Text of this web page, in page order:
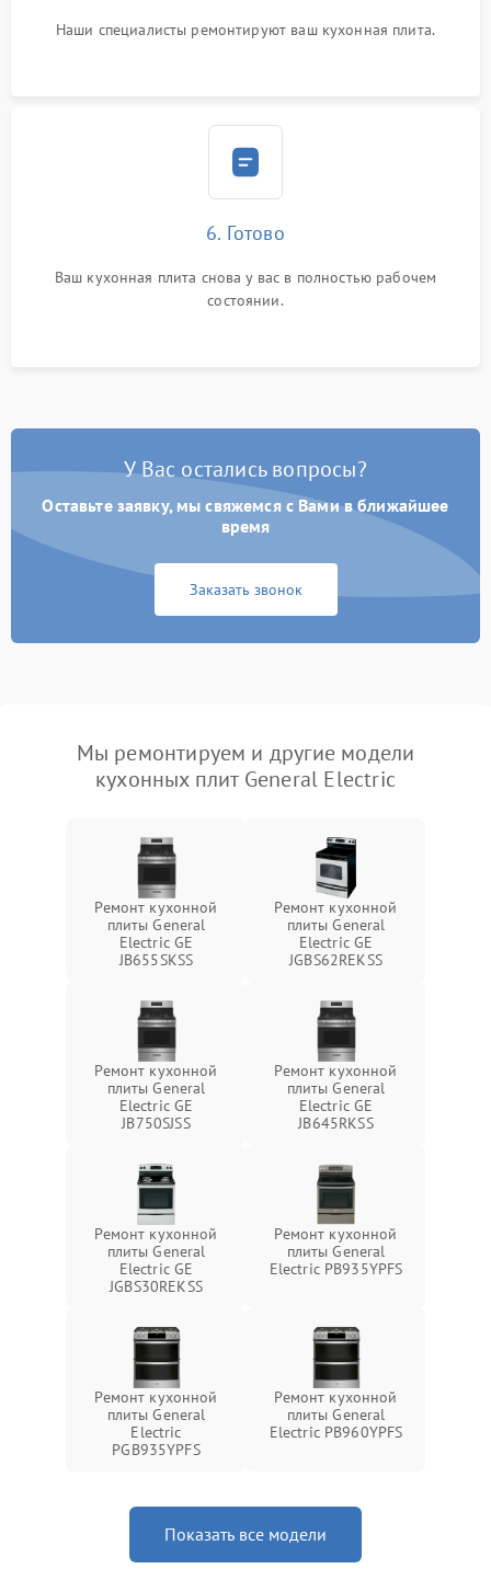
Наши специалисты ремонтируют ваш кухонная плита.
6. Готово
Ваш кухонная плита снова у вас в полностью рабочем
состоянии.
У Вас остались вопросы?
Оставьте заявку, мы свяжемся с Вами в ближайшее
время
Заказать звонок
Мы ремонтируем и другие модели
кухонных плит General Electric
Ремонт кухонной
плиты General
Electric GE
JB655SKSS
Ремонт кухонной
плиты General
Electric GE
JGBS62REKSS
Ремонт кухонной
плиты General
Electric GE
JB750SJSS
Ремонт кухонной
плиты General
Electric GE
JB645RKSS
Ремонт кухонной
плиты General
Electric GE
JGBS30REKSS
Ремонт кухонной
плиты General
Electric PB935YPFS
Ремонт кухонной
плиты General
Electric
PGB935YPFS
Ремонт кухонной
плиты General
Electric PB960YPFS
Показать все модели